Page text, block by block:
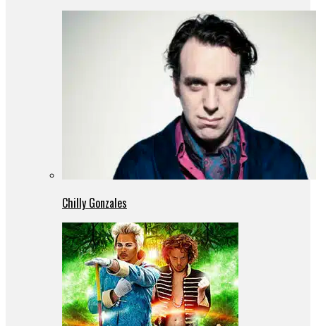
Chilly Gonzales